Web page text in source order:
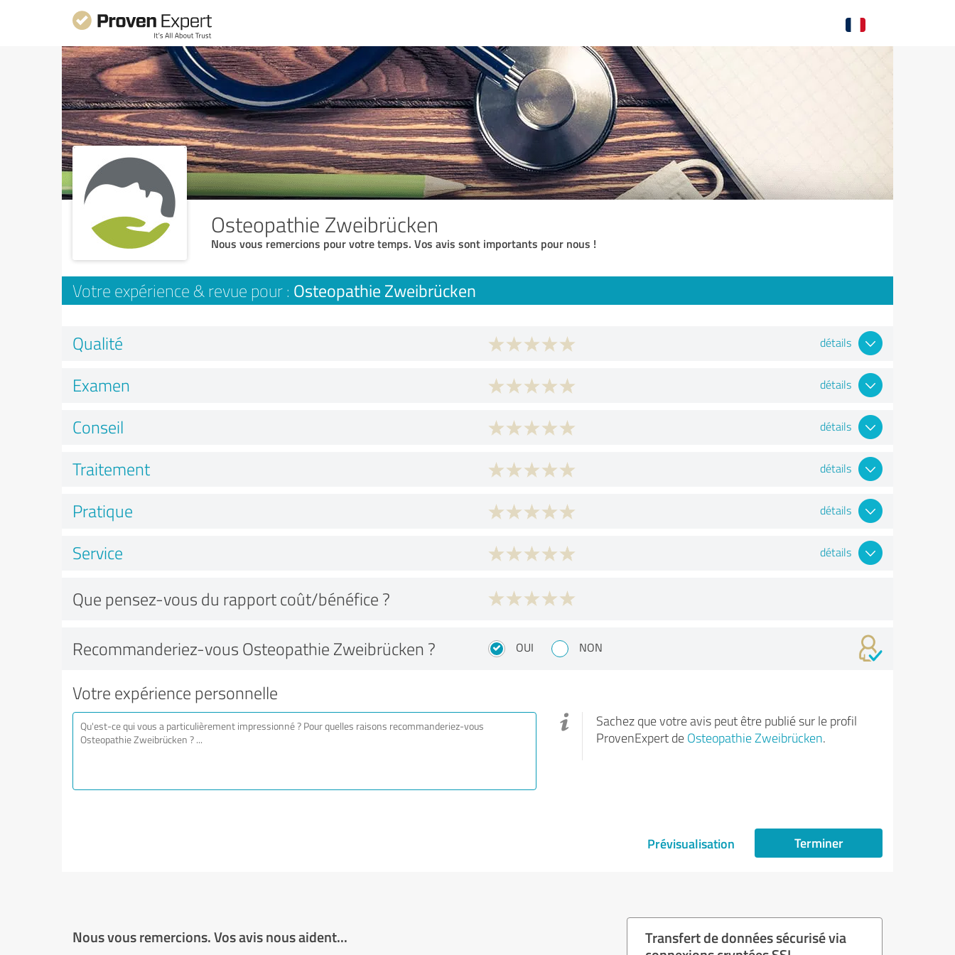
Osteopathie Zweibrücken
Nous vous remercions pour votre temps. Vos avis sont importants pour nous !
Votre expérience & revue pour : Osteopathie Zweibrücken
Qualité détails
Examen détails
Conseil détails
Traitement détails
Pratique détails
Service détails
Que pensez-vous du rapport coût/bénéfice ?
Recommanderiez-vous Osteopathie Zweibrücken ? OUI NON
Votre expérience personnelle
Sachez que votre avis peut être publié sur le profil
ProvenExpert de Osteopathie Zweibrücken.
Prévisualisation Terminer
Nous vous remercions. Vos avis nous aident...
Transfert de données sécurisé via